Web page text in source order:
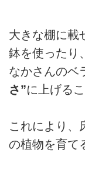
大きな棚に載
鉢を使ったり
なかさんのベ
さ”に上げる
これにより、
の植物を育て